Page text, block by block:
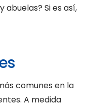
Si es así,
comunes en la
A medida